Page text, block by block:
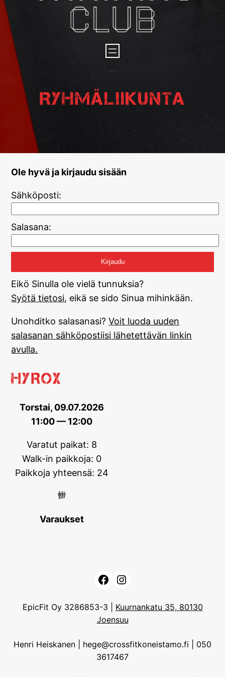
Ryhmäliikunta
Ole hyvä ja kirjaudu sisään
Sähköposti:
Salasana:
Eikö Sinulla ole vielä tunnuksia?
Syötä tietosi, eikä se sido Sinua mihinkään.
Unohditko salasanasi?Voit luoda uuden
salasanan sähköpostiisi lähetettävän linkin
avulla.
HYROX
Torstai, 09.07.2026
11:00 — 12:00
Varatut paikat: 8
Walk-in paikkoja: 0
Paikkoja yhteensä: 24
Varaukset
Facebook
Instagram
EpicFit Oy 3286853-3 | Kuurnankatu 35, 80130
Joensuu
Henri Heiskanen | hege@crossfitkoneistamo.fi | 050
3617467